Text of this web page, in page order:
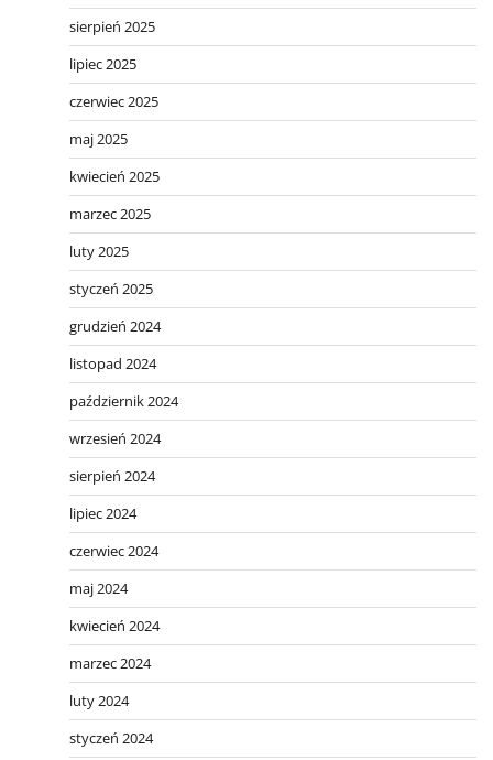
sierpień 2025
lipiec 2025
czerwiec 2025
maj 2025
kwiecień 2025
marzec 2025
luty 2025
styczeń 2025
grudzień 2024
listopad 2024
październik 2024
wrzesień 2024
sierpień 2024
lipiec 2024
czerwiec 2024
maj 2024
kwiecień 2024
marzec 2024
luty 2024
styczeń 2024